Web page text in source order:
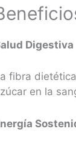
Digestiva
fibra
en la